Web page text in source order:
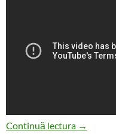
Continuă lectura Liber la
→